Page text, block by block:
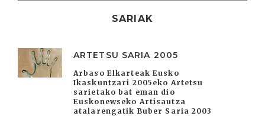
SARIAK
ARTETSU SARIA 2005
Arbaso Elkarteak Eusko
Ikaskuntzari 2005eko Artetsu
sarietako bat eman dio
Euskonewseko Artisautza
atalarengatik Buber Saria 2003